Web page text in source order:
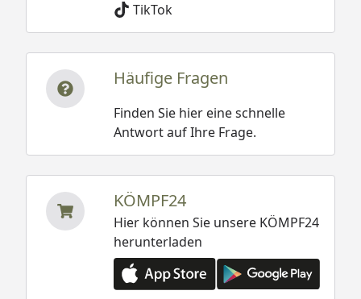
TikTok
Häufige Fragen
Finden Sie hier eine schnelle
Antwort auf Ihre Frage.
KÖMPF24
Hier können Sie unsere KÖMPF24
herunterladen